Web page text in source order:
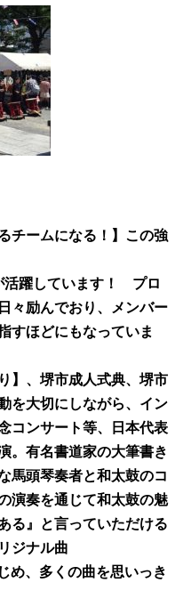
チームになる！】この強
活躍しています！ プロ
々励んでおり、メンバー
すほどにもなっていま
】、堺市成人式典、堺市
を大切にしながら、イン
コンサート等、
日本代表
。 有名書道家の大筆書き
馬頭琴奏者と和太鼓のコ
演奏を通じて和太鼓の魅
る』と言っていただける
ジナル曲
め、多くの曲を思いっき